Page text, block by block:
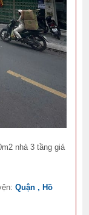
nhà 3 tầng giá
Quận , Hồ